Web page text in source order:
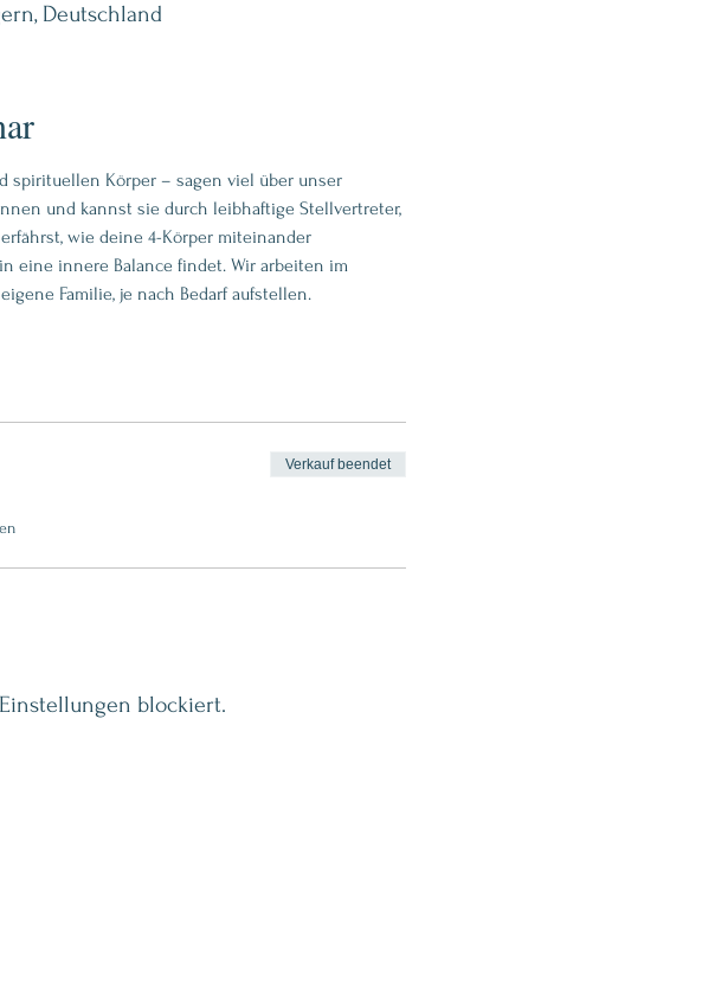
Deutschland
spirituellen Körper – sagen viel über unser
und kannst sie durch leibhaftige Stellvertreter,
wie deine 4-Körper miteinander
eine innere Balance findet. Wir arbeiten im
Familie, je nach Bedarf aufstellen.
Verkauf beendet
blockiert.